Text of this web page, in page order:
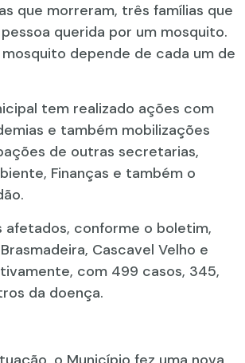
que morreram, três famílias que
querida por um mosquito.
mosquito depende de cada um de
tem realizado ações com
e também mobilizações
de outras secretarias,
Finanças e também o
afetados, conforme o boletim,
Cascavel Velho e
com 499 casos, 345,
da doença.